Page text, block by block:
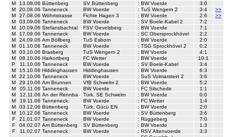
M 13.08.06 Büttenberg SV Büttenberg : BW Voerde
3:0
M
20.08.06 Tanneneck BW Voerde : TuS Wengern 2 3:4
>>
M
27.08.06 Wöhrtstrasse Fichte Hagen 3 : BW Voerde 2:6
>>
M
03.09.06 Tanneneck BW Voerde : SV Boele-Kabel 2
7:2
M
10.09.06 Stefansbachtal FSV Gevelsberg : BW Voerde
7:1
M
17.09.06 Tanneneck BW Voerde : SC Obersprockhövel
2:2
M
24.09.06 Am Böllberg TuS Esborn : BW Voerde
2:0
M
01.10.06 Tanneneck BW Voerde : TSG Sprockhövel 2
0:2
M
03.10.06 Brasberg TuS Wengern 2 : BW Voerde
4:1
M
08.10.06 Harkortberg FC Wetter : BW Voerde
10:1
P
11.10.06 Tanneneck BW Voerde : SV Boele-Kabel
3:4
M
15.10.06 Hiddinghausen Hiddinghausen : BW Voerde
6:3
M
22.10.06 Tanneneck BW Voerde : SuS Volmarstein 2
3:6
M
29.10.06 Am Brunnen VfB Schwelm 2 : BW Voerde
5:2
M
05.11.06 Tanneneck BW Voerde : FC Silschede
1:1
M
12.11.06 An der Rennba Türk. SE Schwelm : BW Voerde
0:0
M
19.11.06 Tanneneck BW Voerde : FC Wetter
1:4
M
03.12.06 Büttenberg Türk. Gücü EN : BW Voerde
2:0
M
10.12.06 Tanneneck BW Voerde : SV Büttenberg
3:6
F
21.01.07 Tanneneck BW Voerde : Rüggeberg
7:0
F
04.02.07 Am Büttenberg SV Büttenberg : BW Voerde
1:3
F
11.02.07 Tanneneck BW Voerde : RSV Altenvoerde
3:3